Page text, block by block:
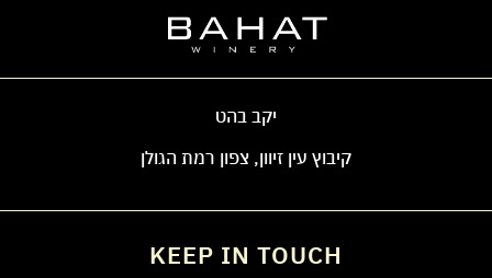
יקב בהט
קיבוץ עין זיוון, צפון רמת הגולן
KEEP IN TOUCH